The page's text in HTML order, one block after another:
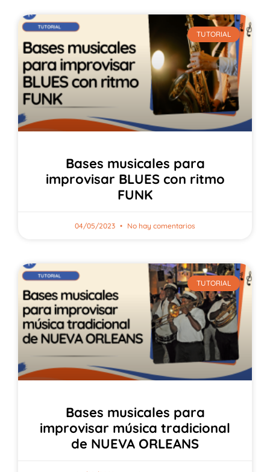
TUTORIAL
Bases musicales para
improvisar BLUES con ritmo
FUNK
04/05/2023 No hay comentarios
TUTORIAL
Bases musicales para
improvisar música tradicional
de NUEVA ORLEANS